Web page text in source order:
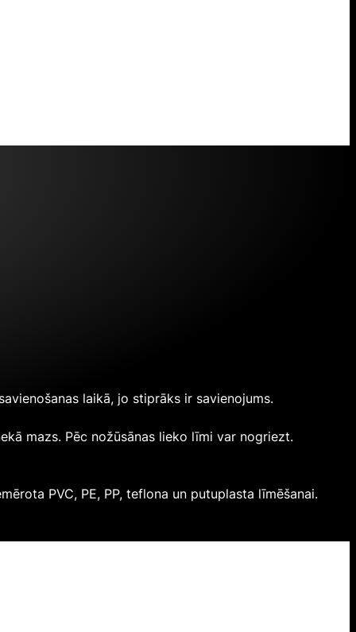
laikā, jo stiprāks ir savienojums.
mazs. Pēc nožūsānas lieko līmi var nogriezt.
PVC, PE, PP, teflona un putuplasta līmēšanai.